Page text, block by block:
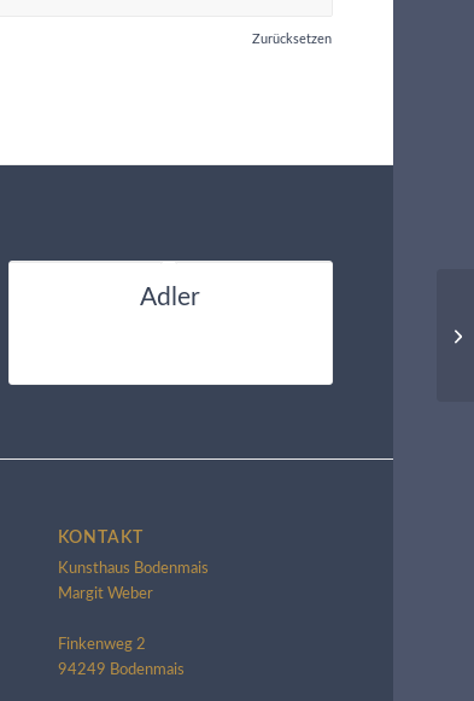
Zurücksetzen
Adler
KONTAKT
Kunsthaus Bodenmais
Margit Weber
Finkenweg 2
94249 Bodenmais